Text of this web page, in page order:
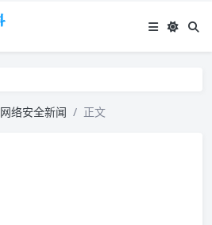
网络安全新闻 正文